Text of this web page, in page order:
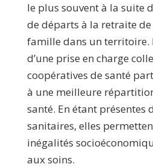
le plus souvent à la suite
de départs à la retraite
famille dans un territoire.
d’une prise en charge
coopératives de santé
à une meilleure
santé. En étant présentes
sanitaires, elles
inégalités
aux soins.